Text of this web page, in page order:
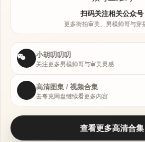
扫码关注相关公众号
更多街拍审美、男模帅哥与穿
小胡叨叨叨
关注更多男模帅哥与审美灵感
高清图集 / 视频合集
去夸克网盘继续看更多内容
查看更多高清合集